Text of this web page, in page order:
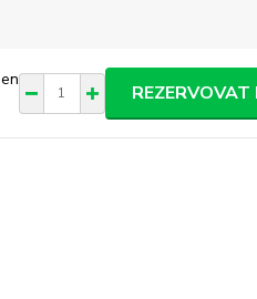
REZERVOVAT